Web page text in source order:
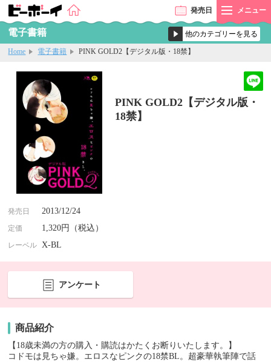
発売日 メニュー
電子書籍
Home 電子書籍 PINK GOLD2【デジタル版・18禁】
PINK GOLD2【デジタル版・
18禁】
発売日 2013/12/24
定価 1,320円（税込）
レーベル X-BL
アンケート
商品紹介
【18歳未満の方の購入・購読はかたくお断りいたします。】
コドモは見ちゃ嫌。エロスなピンクの18禁BL。超豪華執筆陣で話